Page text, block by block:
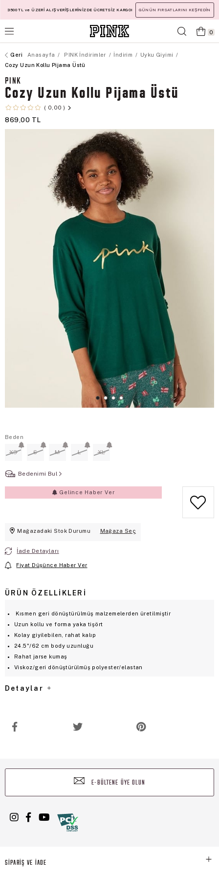
3500 TL ve ÜZERİ ALIŞVERİŞLERİNİZDE ÜCRETSİZ KARGO! GÜNÜN FIRSATLARINI KEŞFEDİN
0
Anasayfa PINK İndirimler İndirim
Uyku Giyimi
Cozy Uzun Kollu Pijama Üstü
PINK
Cozy Uzun Kollu Pijama Üstü
0,00
869,00 TL
Beden
XS S M L XL
Bedenimi Bul
Gelince Haber Ver
Mağazadaki Stok Durumu Mağaza Seç
İade Detayları
Fiyat Düşünce Haber Ver
ÜRÜN ÖZELLIKLERI
Kısmen geri dönüştürülmüş malzemelerden üretilmiştir
Uzun kollu ve forma yaka tişört
Kolay giyilebilen, rahat kalıp
24.5"/62 cm body uzunluğu
Rahat jarse kumaş
Viskoz/geri dönüştürülmüş polyester/elastan
Detaylar
E-BÜLTENE ÜYE OLUN
SİPARİŞ VE İADE